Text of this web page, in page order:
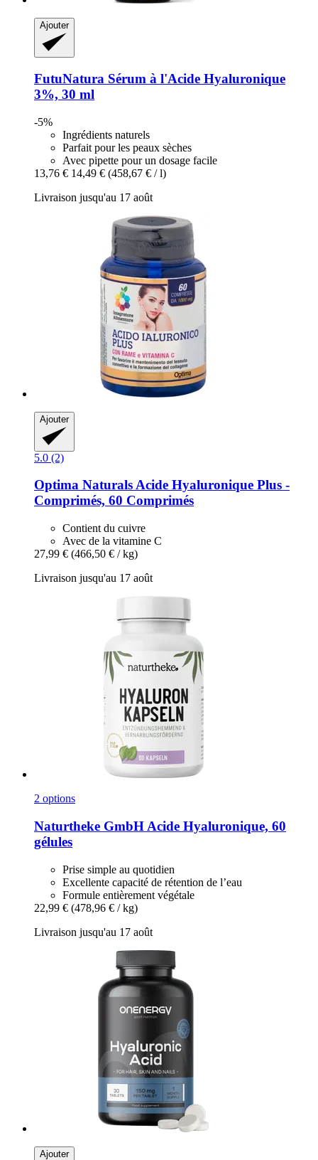
Ajouter
FutuNatura Sérum à l'Acide Hyaluronique
3%, 30 ml
-5%
Ingrédients naturels
Parfait pour les peaux sèches
Avec pipette pour un dosage facile
13,76 € 14,49 € (458,67 € / l)
Livraison jusqu'au 17 août
Ajouter
5.0 (2)
Optima NaturalsAcide Hyaluronique Plus -​
Comprimés, 60 Comprimés
Contient du cuivre
Avec de la vitamine C
27,99 € (466,50 € / kg)
Livraison jusqu'au 17 août
2 options
Naturtheke GmbH Acide Hyaluronique, 60
gélules
Prise simple au quotidien
Excellente capacité de rétention de l’eau
Formule entièrement végétale
22,99 € (478,96 € / kg)
Livraison jusqu'au 17 août
Ajouter